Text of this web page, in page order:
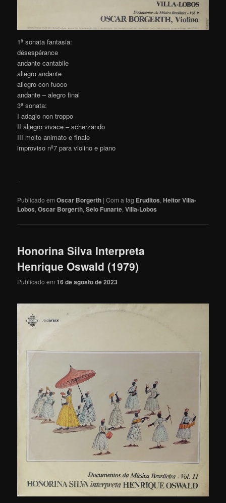
1ª sonata fantasia:
désespérance
andante cantabile
allegro andante
allegro con fuoco
andante – alegro final
3ª sonata:
I adagio non troppo
II allegro vivace – scherzando
III molto animato e finale
improviso nº7 para violino e piano
.
Publicado em Oscar Borgerth |Com a tag Eruditos,Heitor Villa-
Lobos,Oscar Borgerth,Selo Funarte,Villa-Lobos
Honorina Silva Interpreta
Henrique Oswald (1979)
Publicado em16 de agosto de 2023